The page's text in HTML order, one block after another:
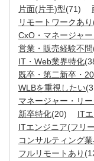
片面(片手)型(71)
リモートワークあ
CxO・マネージャ
営業・販売経験不問
IT・Web業界特化
既卒・第二新卒・
WLBを重視したい
マネージャー・リ
新卒特化(20) IT
ITエンジニア(フリ
コンサルティング
フルリモートあり